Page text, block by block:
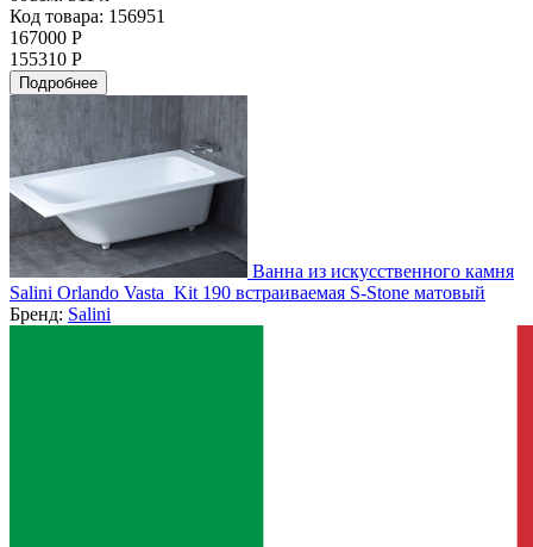
Код товара: 156951
167000 Р
155310 Р
Подробнее
Ванна из искусственного камня
Salini Orlando Vasta_Kit 190 встраиваемая S-Stone матовый
Бренд: Salini